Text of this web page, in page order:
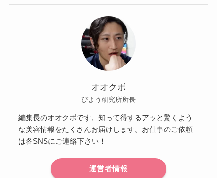
オオクボ
びよう研究所所長
編集長のオオクボです。知って得するアッと驚くよう
な美容情報をたくさんお届けします。お仕事のご依頼
は各SNSにご連絡下さい！
運営者情報